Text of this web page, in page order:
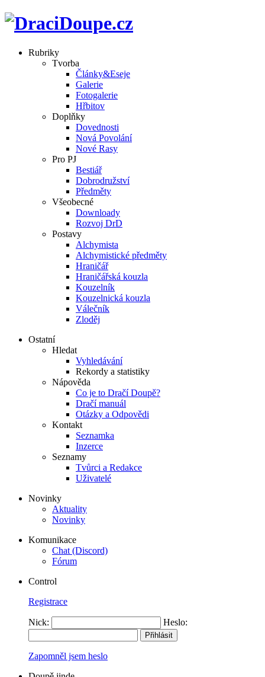
Rubriky
Tvorba
Články&Eseje
Galerie
Fotogalerie
Hřbitov
Doplňky
Dovednosti
Nová Povolání
Nové Rasy
Pro PJ
Bestiář
Dobrodružství
Předměty
Všeobecné
Downloady
Rozvoj DrD
Postavy
Alchymista
Alchymistické předměty
Hraničář
Hraničářská kouzla
Kouzelník
Kouzelnická kouzla
Válečník
Zloděj
Ostatní
Hledat
Vyhledávání
Rekordy a statistiky
Nápověda
Co je to Dračí Doupě?
Dračí manuál
Otázky a Odpovědi
Kontakt
Seznamka
Inzerce
Seznamy
Tvůrci a Redakce
Uživatelé
Novinky
Aktuality
Novinky
Komunikace
Chat (Discord)
Fórum
Control
Registrace
Nick: Heslo:
Zapomněl jsem heslo